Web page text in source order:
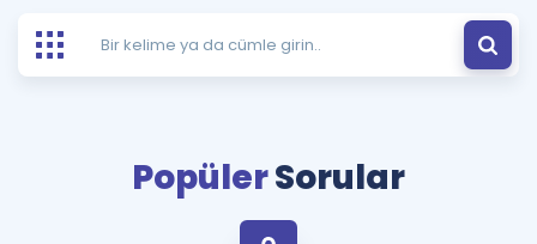
Rehberlik Aracı
ÖSYM Sınav Takvimi
Hakkımızda
Kariyer
PopülerSorular